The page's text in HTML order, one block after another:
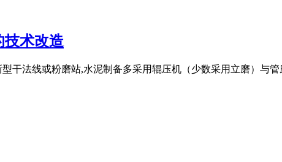
技术改造
干法线或粉磨站,水泥制备多采用辊压机（少数采用立磨）与